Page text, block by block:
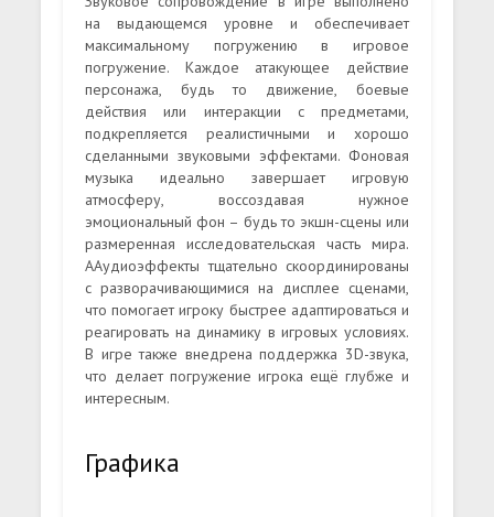
на выдающемся уровне и обеспечивает
максимальному погружению в игровое
погружение. Каждое атакующее действие
персонажа, будь то движение, боевые
действия или интеракции с предметами,
подкрепляется реалистичными и хорошо
сделанными звуковыми эффектами. Фоновая
музыка идеально завершает игровую
атмосферу, воссоздавая нужное
эмоциональный фон – будь то экшн-сцены или
размеренная исследовательская часть мира.
ААудиоэффекты тщательно скоординированы
с разворачивающимися на дисплее сценами,
что помогает игроку быстрее адаптироваться и
реагировать на динамику в игровых условиях.
В игре также внедрена поддержка 3D-звука,
что делает погружение игрока ещё глубже и
интересным.
Графика